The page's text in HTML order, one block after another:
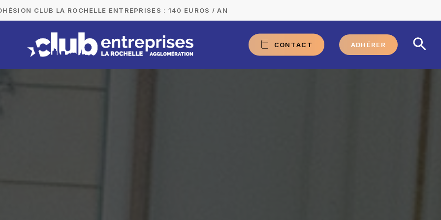
CLUB LA ROCHELLE ENTREPRISES : 140 EUROS / AN
CON TACT ADHÉRER